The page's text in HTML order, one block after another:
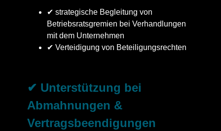
✔ strategische Begleitung von
Betriebsratsgremien bei Verhandlungen
mit dem Unternehmen
✔ Verteidigung von Beteiligungsrechten
✔ Unterstützung bei
Abmahnungen &
Vertragsbeendigungen